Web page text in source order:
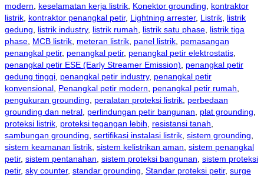
modern, keselamatan kerja listrik, Konektor grounding, kontraktor
listrik, kontraktor penangkal petir, Lightning arrester, Listrik, listrik
gedung, listrik industry, listrik rumah, listrik satu phase, listrik tiga
phase, MCB listrik, meteran listrik, panel listrik, pemasangan
penangkal petir, penangkal petir, penangkal petir elektrostatis,
penangkal petir ESE (Early Streamer Emission), penangkal petir
gedung tinggi, penangkal petir industry, penangkal petir
konvensional, Penangkal petir modern, penangkal petir rumah,
pengukuran grounding, peralatan proteksi listrik, perbedaan
grounding dan netral, perlindungan petir bangunan, plat grounding,
proteksi listrik, proteksi tegangan lebih, resistansi tanah,
sambungan grounding, sertifikasi instalasi listrik, sistem grounding,
sistem keamanan listrik, sistem kelistrikan aman, sistem penangkal
petir, sistem pentanahan, sistem proteksi bangunan, sistem proteksi
petir, sky counter, standar grounding, Standar proteksi petir, surge